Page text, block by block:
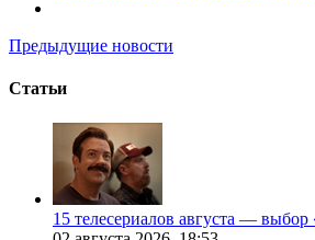
Предыдущие новости
Статьи
15 телесериалов августа —